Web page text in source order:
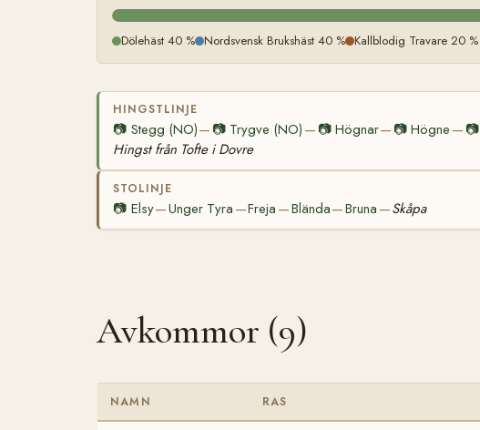
Dölehäst 40 % Nordsvensk Brukshäst 40 % Kallblodig Travare 20 %
HINGSTLINJE
📷 Stegg (NO)— 📷 Trygve (NO) — 📷 Högnar— 📷 Högne — 📷
Hingst från Tofte i Dovre
STOLINJE
📷 Elsy—Unger Tyra —Freja —Blända—Bruna —Skåpa
Avkommor (9)
NAMN RAS